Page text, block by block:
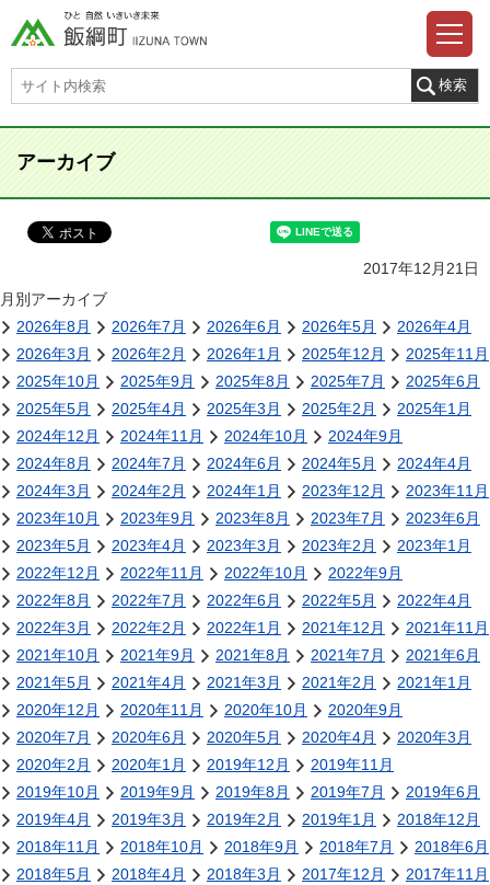
アーカイブ
2017年12月21日
月別アーカイブ
2026年8月
2026年7月 2026年6月 2026年5月
2026年4月
2026年3月
2026年2月 2026年1月 2025年12月
2025年11月
2025年10月
2025年9月 2025年8月 2025年7月
2025年6月
2025年5月
2025年4月 2025年3月 2025年2月
2025年1月
2024年12月
2024年11月 2024年10月
2024年9月
2024年8月
2024年7月 2024年6月 2024年5月
2024年4月
2024年3月
2024年2月 2024年1月 2023年12月
2023年11月
2023年10月
2023年9月 2023年8月 2023年7月
2023年6月
2023年5月
2023年4月 2023年3月 2023年2月
2023年1月
2022年12月
2022年11月 2022年10月
2022年9月
2022年8月
2022年7月 2022年6月 2022年5月
2022年4月
2022年3月
2022年2月 2022年1月 2021年12月
2021年11月
2021年10月
2021年9月 2021年8月 2021年7月
2021年6月
2021年5月
2021年4月 2021年3月 2021年2月
2021年1月
2020年12月
2020年11月 2020年10月
2020年9月
2020年7月
2020年6月 2020年5月 2020年4月
2020年3月
2020年2月
2020年1月 2019年12月
2019年11月
2019年10月
2019年9月 2019年8月 2019年7月
2019年6月
2019年4月
2019年3月 2019年2月 2019年1月
2018年12月
2018年11月
2018年10月 2018年9月 2018年7月
2018年6月
2018年5月
2018年4月 2018年3月 2017年12月
2017年11月